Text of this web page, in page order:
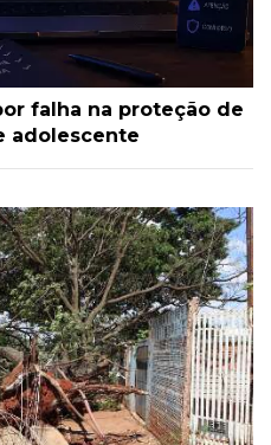
falha na proteção de
adolescente